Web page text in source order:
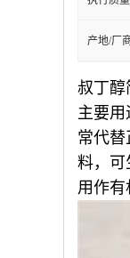
产地/厂
叔丁醇
主要用
常代
料，可
用作有